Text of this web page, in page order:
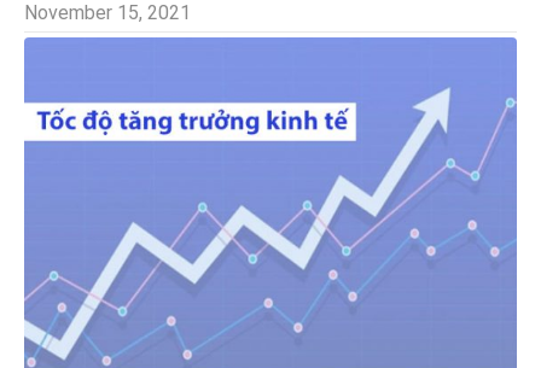
November 15, 2021